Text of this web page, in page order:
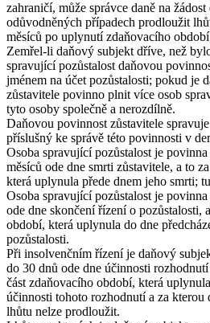
zahraničí, může správce daně na
odůvodněných případech prodloužit
měsíců po uplynutí zdaňovacího
Zemřel-li daňový subjekt dříve, než
spravující pozůstalost daňovou
jménem na účet pozůstalosti; pokud je
zůstavitele povinno plnit více osob
tyto osoby společně a nerozdílně.
Daňovou povinnost zůstavitele
příslušný ke správě této povinnosti v
Osoba spravující pozůstalost je
měsíců ode dne smrti zůstavitele, a to
která uplynula přede dnem jeho smrti;
Osoba spravující pozůstalost je
ode dne skončení řízení o pozůstalosti,
období, která uplynula do dne
pozůstalosti.
Při insolvenčním řízení je daňový
do 30 dnů ode dne účinnosti
část zdaňovacího období, která
účinnosti tohoto rozhodnutí a za kterou
lhůtu nelze prodloužit.